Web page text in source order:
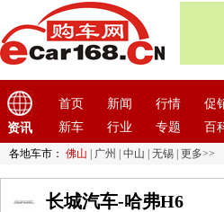
资讯
首页 新闻 行情
促
新车
行业 专题 百
各地车市： 佛山 广州 中山 无锡 更多>>
长城汽车-哈弗H6